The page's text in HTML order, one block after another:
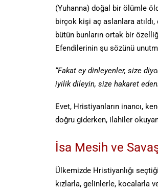
(Yuhanna) doğal bir ölümle
birçok kişi aç aslanlara
bütün bunların ortak bir
Efendilerinin şu sözünü
“Fakat ey dinleyenler, size
iyilik dileyin, size hakaret
Evet, Hristiyanların inancı,
doğru giderken, ilahiler
İsa Mesih ve
Ülkemizde Hristiyanlığı
kızlarla, gelinlerle, kocalarla